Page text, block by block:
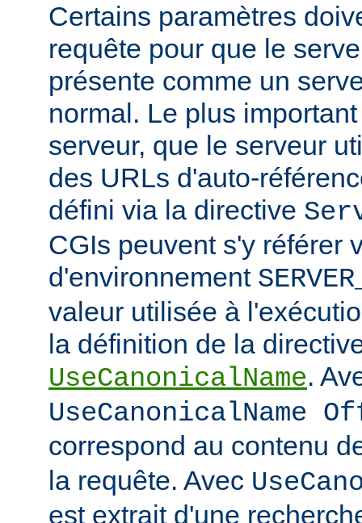
Certains paramètres
requête pour que le
présente comme un
normal. Le plus
serveur, que le serveur
des URLs d'auto-
défini via la directive
CGIs peuvent s'y référer
d'environnement
valeur utilisée à
la définition de la
UseCanonicalName.
UseCanonicalName
correspond au contenu
la requête. Avec
est extrait d'une